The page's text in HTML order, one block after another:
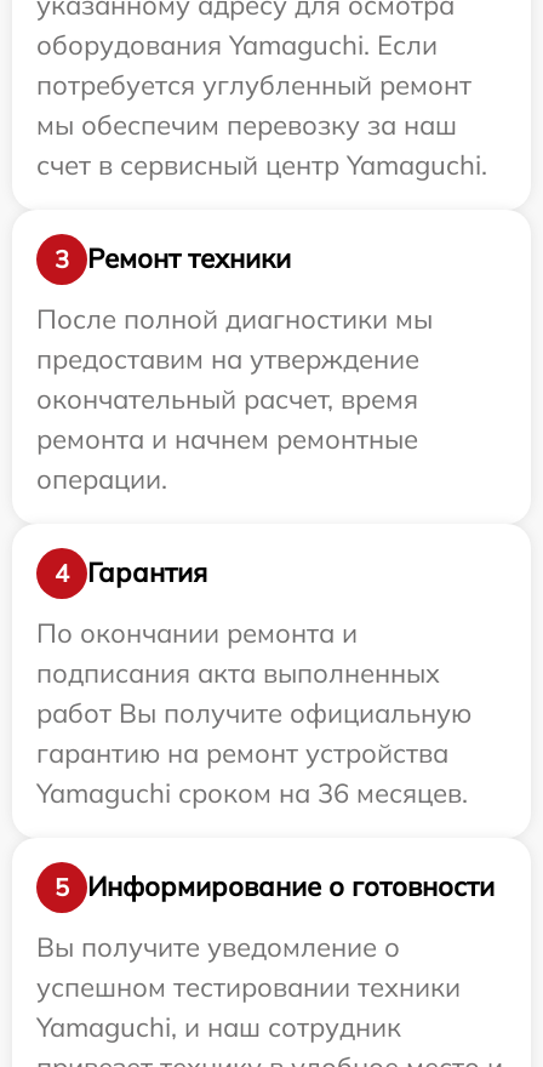
оборудования Yamaguchi. Если
потребуется углубленный ремонт
мы обеспечим перевозку за наш
счет в сервисный центр Yamaguchi.
3
Ремонт техники
После полной диагностики мы
предоставим на утверждение
окончательный расчет, время
ремонта и начнем ремонтные
операции.
4
Гарантия
По окончании ремонта и
подписания акта выполненных
работ Вы получите официальную
гарантию на ремонт устройства
Yamaguchi сроком на 36 месяцев.
5
Информирование о готовности
Вы получите уведомление о
успешном тестировании техники
Yamaguchi, и наш сотрудник